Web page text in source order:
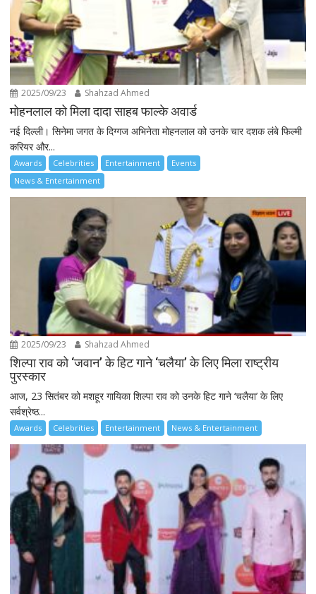
2025/09/23 Shahzad Ahmed
मोहनलाल को मिला दादा साहब फाल्के अवार्ड
नई दिल्ली। सिनेमा जगत के दिग्गज अभिनेता मोहनलाल को उनके चार दशक लंबे फिल्मी
करियर और...
Awards Celebrities Entertainment
Events
News & Entertainment
2025/09/23 Shahzad Ahmed
शिल्पा राव को ‘जवान’ के हिट गाने ‘चलैया’ के लिए मिला राष्ट्रीय
पुरस्कार
आज, 23 सितंबर को मशहूर गायिका शिल्पा राव को उनके हिट गाने ‘चलैया’ के लिए
सर्वश्रेष्ठ...
Awards Celebrities Entertainment News & Entertainment